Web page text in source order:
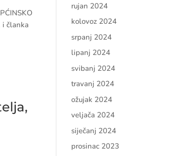
i članka
rujan 2024
kolovoz 2024
srpanj 2024
lipanj 2024
svibanj 2024
travanj 2024
ožujak 2024
veljača 2024
siječanj 2024
prosinac 2023